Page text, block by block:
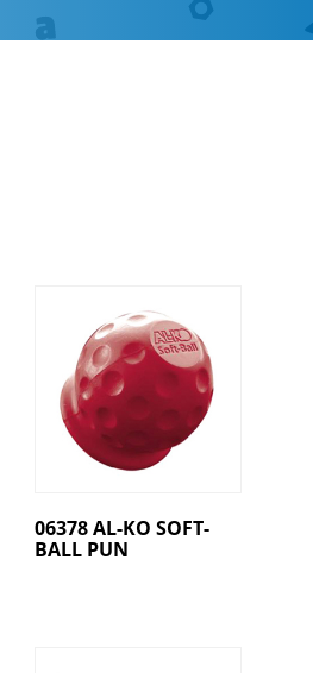
06378 AL-KO SOFT-
BALL PUN